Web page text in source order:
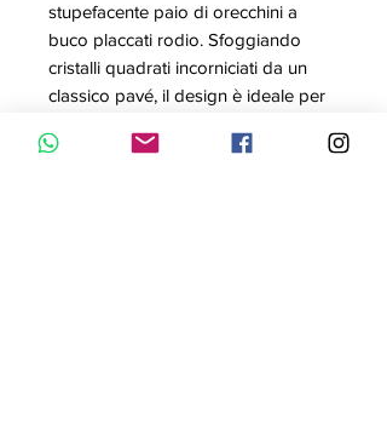
stupefacente paio di orecchini a
buco placcati rodio. Sfoggiando
cristalli quadrati incorniciati da un
classico pavé, il design è ideale per
perfetto negli anni a venire. Una